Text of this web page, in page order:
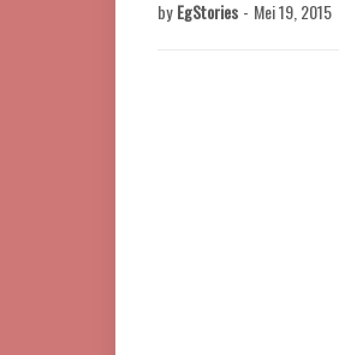
by EgStories - Mei 19, 2015